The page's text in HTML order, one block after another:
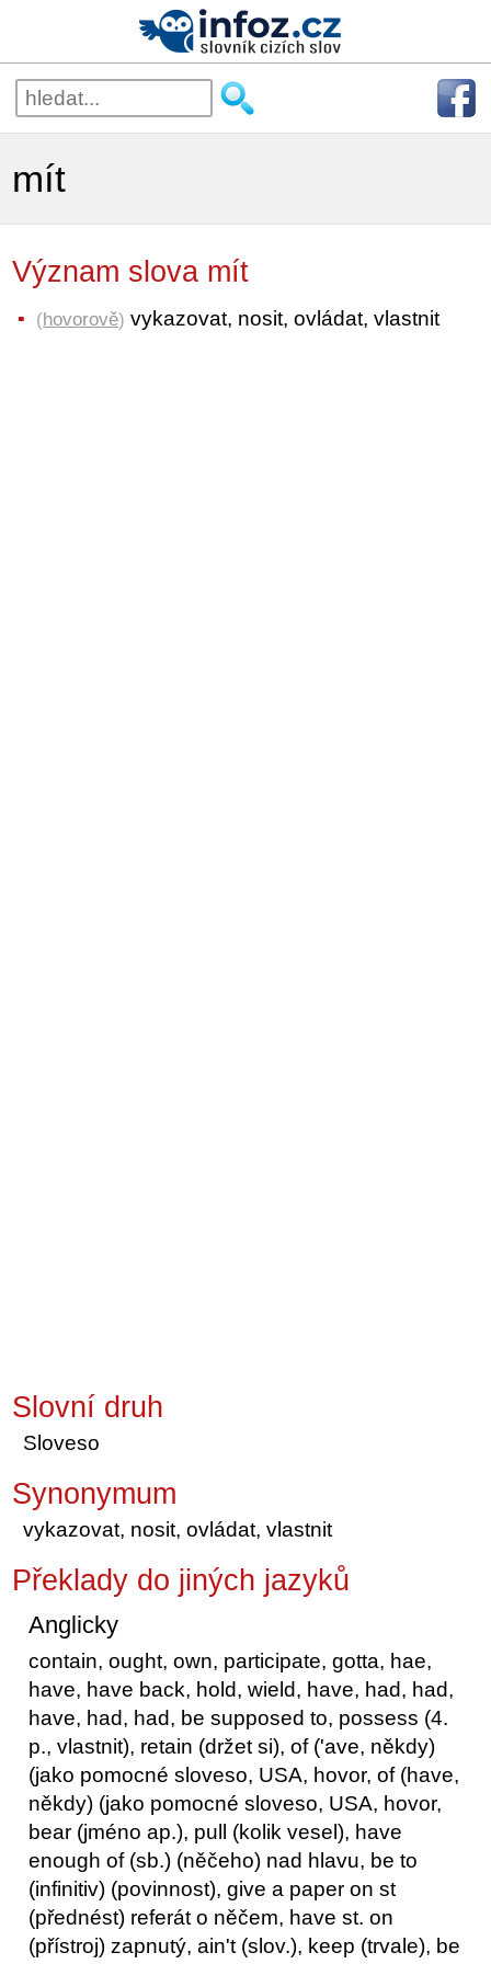
mít
Význam slova mít
(hovorově) vykazovat, nosit, ovládat, vlastnit
Slovní druh
Sloveso
Synonymum
vykazovat, nosit, ovládat, vlastnit
Překlady do jiných jazyků
Anglicky
contain, ought, own, participate, gotta, hae,
have, have back, hold, wield, have, had, had,
have, had, had, be supposed to, possess (4.
p., vlastnit), retain (držet si), of ('ave, někdy)
(jako pomocné sloveso, USA, hovor, of (have,
někdy) (jako pomocné sloveso, USA, hovor,
bear (jméno ap.), pull (kolik vesel), have
enough of (sb.) (něčeho) nad hlavu, be to
(infinitiv) (povinnost), give a paper on st
(přednést) referát o něčem, have st. on
(přístroj) zapnutý, ain't (slov.), keep (trvale), be